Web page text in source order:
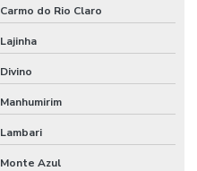
Carmo do Rio Claro
Lajinha
Divino
Manhumirim
Lambari
Monte Azul